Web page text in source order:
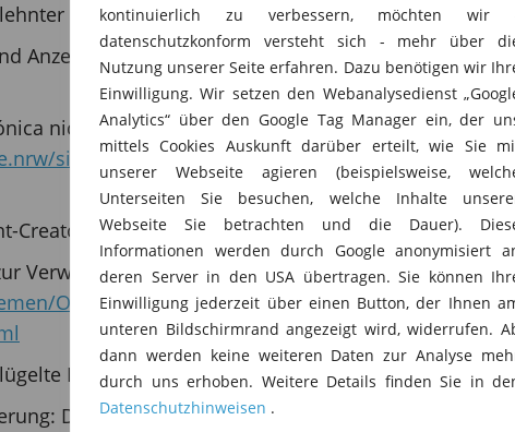
kontinuierlich zu verbessern, möchten wir
datenschutzkonform versteht sich - mehr über
Nutzung unserer Seite erfahren. Dazu benötigen wir
Einwilligung. Wir setzen den Webanalysedienst
Analytics“ über den Google Tag Manager ein, der
mittels Cookies Auskunft darüber erteilt, wie Sie
unserer Webseite agieren (beispielsweise,
Unterseiten Sie besuchen, welche Inhalte
Webseite Sie betrachten und die Dauer).
Informationen werden durch Google anonymisiert
deren Server in den USA übertragen. Sie können
Einwilligung jederzeit über einen Button, der Ihnen
unteren Bildschirmrand angezeigt wird, widerrufen.
dann werden keine weiteren Daten zur Analyse
durch uns erhoben. Weitere Details finden Sie in
Datenschutzhinweisen .
Kreditkartenantrag nicht nachvollziehbar
Anzeige gegen CRIF bei Österreicher
nicht an SCHUFA weitergegeben werden – Urteil:
sites/default/files/2023-05/2023-04-25_lg-
Creator TikToks in China gespeichert
Verwendung von TLS des BSI:
Oeffentliche-Verwaltung/Mindeststandards/TLS-
Malware-Attacke auf iPhones
Dokumente zur Sicherheit von nicht-politischen